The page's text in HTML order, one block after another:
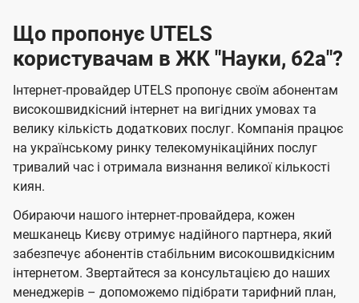
Що пропонує UTELS
користувачам в ЖК "Науки, 62а"?
Інтернет-провайдер UTELS пропонує своїм абонентам
високошвидкісний інтернет на вигідних умовах та
велику кількість додаткових послуг. Компанія працює
на українському ринку телекомунікаційних послуг
тривалий час і отримала визнання великої кількості
киян.
Обираючи нашого інтернет-провайдера, кожен
мешканець Києву отримує надійного партнера, який
забезпечує абонентів стабільним високошвидкісним
інтернетом. Звертайтеся за консультацією до наших
менеджерів – допоможемо підібрати тарифний план,